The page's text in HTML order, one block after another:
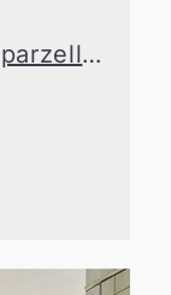
Exklusives Anwesen mit parzellierbarem Bauland in Ratingen-Homberg